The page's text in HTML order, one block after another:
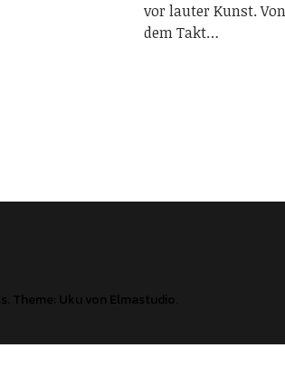
vor lauter Kunst.
dem Takt…
Theme: Uku von Elmastudio